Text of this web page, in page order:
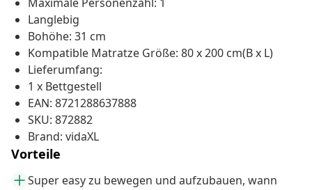
Langlebig
Bohöhe: 31 cm
Kompatible Matratze Größe: 80 x 200 cm(B x L)
Lieferumfang:
1 x Bettgestell
EAN: 8721288637888
SKU: 872882
Brand: vidaXL
Vorteile
Super easy zu bewegen und aufzubauen, wann